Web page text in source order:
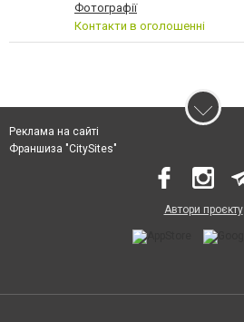
Фотографії
Контакти в оголошенні
Реклама на сайті
Франшиза "CitySites"
Автори проєкту